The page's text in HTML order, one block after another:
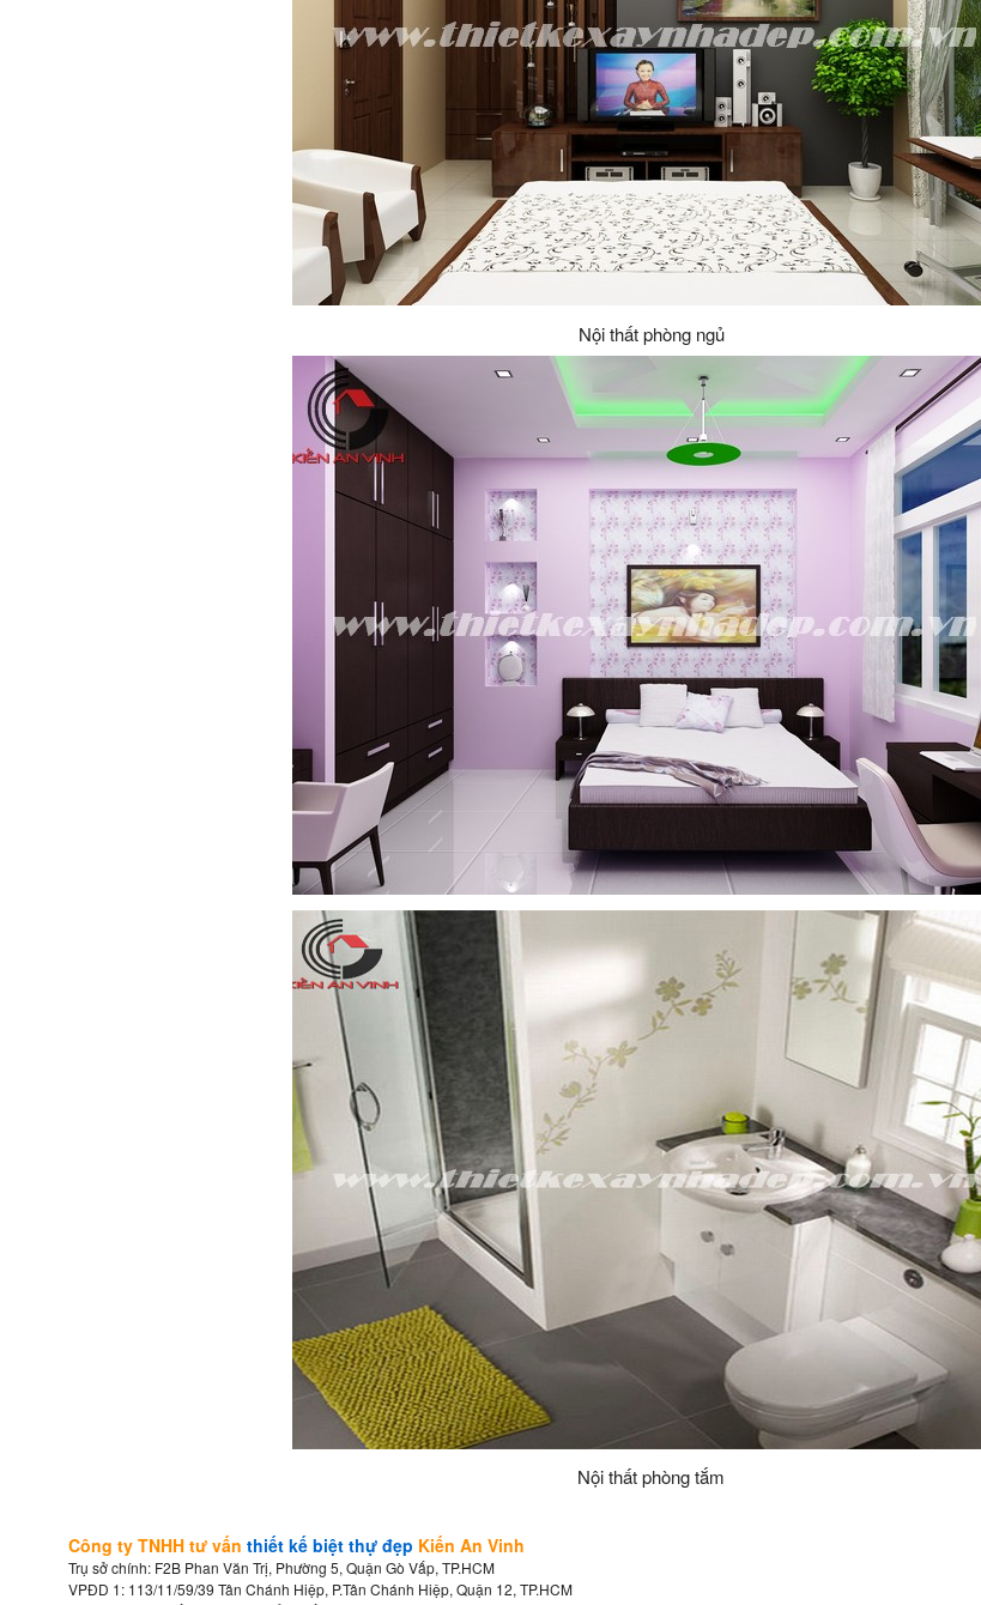
Nội thất phòng ngủ
Nội thất phòng tắm
Công ty TNHH tư vấnthiết kế biệt thự đẹp Kiến An Vinh
Trụ sở chính: F2B Phan Văn Trị, Phường 5, Quận Gò Vấp, TP.HCM
VPĐD 1: 113/11/59/39 Tân Chánh Hiệp, P.Tân Chánh Hiệp, Quận 12, TP.HCM